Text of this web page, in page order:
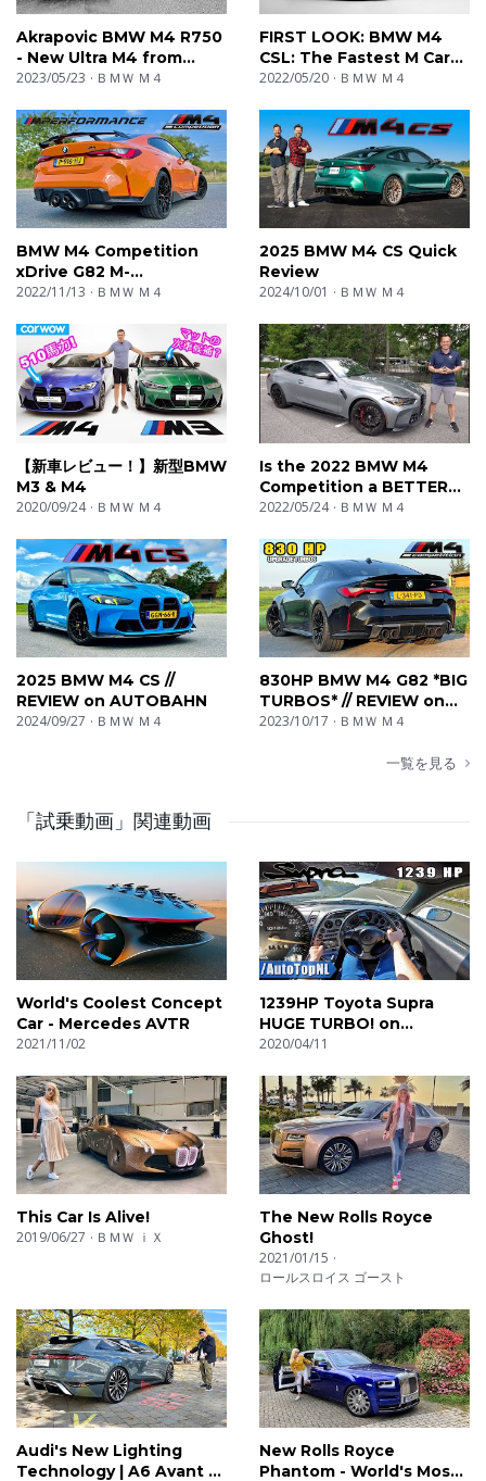
want to hear! We review all sorts of performance cars.
In the different playlists you can enjoy exhaust sounds,
acceleration tests (0-100, 0-200) with launch control,
cars, hothatches, power sedans. We have it all!
DE: Wir nehmen alle möglichen leistungsstarken Autos
unter ein Lupe. In den verschiedenen Playlists könnt ihr
ausreizende Sounds genießen, Beschleunigungstests
(0-100, 0-200) mit Startkontrolle, onboard-Kameras
und den hochtourigen Sound der Autos. Exotische
Autos, sportliche Kompaktwagen und kraftvolle
Limousinen. Wir haben sie alle!
FR: A travers les différentes playlists, vous pourrez
apprécier des bruits d’échappements, des tests
d’accélérations (0- 100, 0-200), des caméras
embarquées ainsi que le son à l’accélération des
surpuissantes en passant par des bolides hors-
norme...nous avons tout ce qu’il vous faut !
PL: Testujemy i oceniamy samochody - w naszych
playlistach posłuchasz dźwięku silników, obejrzysz testy
przyspieszenia (0-100, 0-200) z launch control,
kamerami wewnątrz kabiny i wibrującym dźwiękiem
samochodu. Egzotyczne auta, hothatch, sportowe
IT: Auto-Top è una società che si occupa di riprese e
test drive. Non siamo interessati a macchine che
consumano o inquinano poco (a meno che non siamo
veramente veloci). Noi vogliamo sentire scarichi che
urlano e turbo che soffiano!! Facciamo recensioni su ogni
tipo di auto sportiva. Nelle nostre playlist troverai sound
di scarichi, riprese onboard, test di accelerazione con
riconoscibile di ogni auto. Supersportive, hothatches e
berline cavallate.. Proviamo di tutto!!
ES: Auto-Top es una empresa de pruebas y grabación
de coches sincera. No estamos interesados en la
ecología. Tubos de escape rugiendo y motores
echando humo, es todo lo que nos interesa oir!
Hacemos reviews de todo tipo de coches. En las listas
de reproducción podéis encontrar desde sonidos del
ultramundo hasta tests de aceleración (0-100, 0-200),
cámaras a bordo de los coches, hasta el sonido de
aceleración de cada coche. Coches exóticos, coches
compactos, deportivos. Lo tenemos todo
Akrapovic BMW M4 R750
- New Ultra M4 from
Ramon Performance
2023/05/23 ＢＭＷ Ｍ４
FIRST LOOK: BMW M4
CSL: The Fastest M Car
Ever | Top Gear
2022/05/20 ＢＭＷ Ｍ４
BMW M4 Competition
xDrive G82 M-
PERFORMANCE | REVIEW
2022/11/13 ＢＭＷ Ｍ４
2025 BMW M4 CS Quick
Review
2024/10/01 ＢＭＷ Ｍ４
【新車レビュー！】新型BMW
M3 & M4
2020/09/24 ＢＭＷ Ｍ４
Is the 2022 BMW M4
Competition a BETTER
performance car than a
2022/05/24 ＢＭＷ Ｍ４
2025 BMW M4 CS //
REVIEW on AUTOBAHN
2024/09/27 ＢＭＷ Ｍ４
830HP BMW M4 G82 *BIG
TURBOS* // REVIEW on
AUTOBAHN
2023/10/17 ＢＭＷ Ｍ４
一覧を見る
「試乗動画」関連動画
World's Coolest Concept
Car - Mercedes AVTR
2021/11/02
1239HP Toyota Supra
HUGE TURBO! on
AUTOBAHN (NO SPEED
2020/04/11
This Car Is Alive!
2019/06/27 ＢＭＷ ｉＸ
The New Rolls Royce
Ghost!
2021/01/15
ロールスロイス ゴースト
Audi's New Lighting
Technology | A6 Avant e-
New Rolls Royce
Phantom - World's Most